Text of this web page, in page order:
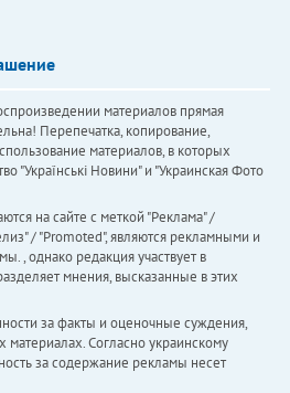
материалов прямая
Перепечатка, копирование,
материалов, в которых
"Українськi Новини" и "Украинская Фото
на сайте с меткой "Реклама" /
/ "Promoted", являются рекламными и
, однако редакция участвует в
мнения, высказанные в этих
за факты и оценочные суждения,
Согласно украинскому
за содержание рекламы несет